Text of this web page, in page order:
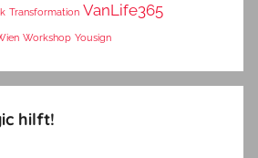
Transformation VanLife365
Workshop Yousign
hilft!